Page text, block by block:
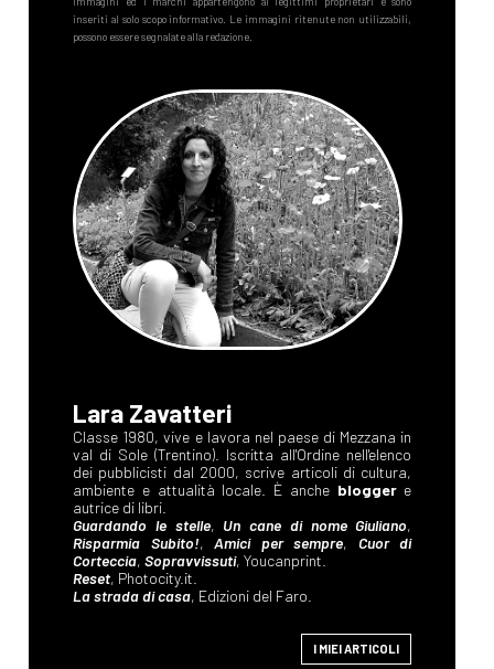
Lara Zavatteri
Classe 1980, vive e lavora nel paese di Mezzana in
val di Sole (Trentino). Iscritta all'Ordine nell'elenco
dei pubblicisti dal 2000, scrive articoli di cultura,
ambiente e attualità locale. È anche bloggere
autrice di libri.
Guardando le stelle, Un cane di nome Giuliano,
Risparmia Subito!,Amici per sempre, Cuor di
Corteccia, Sopravvissuti, Youcanprint.
Reset, Photocity.it.
La strada di casa, Edizioni del Faro.
I MIEI ARTICOLI